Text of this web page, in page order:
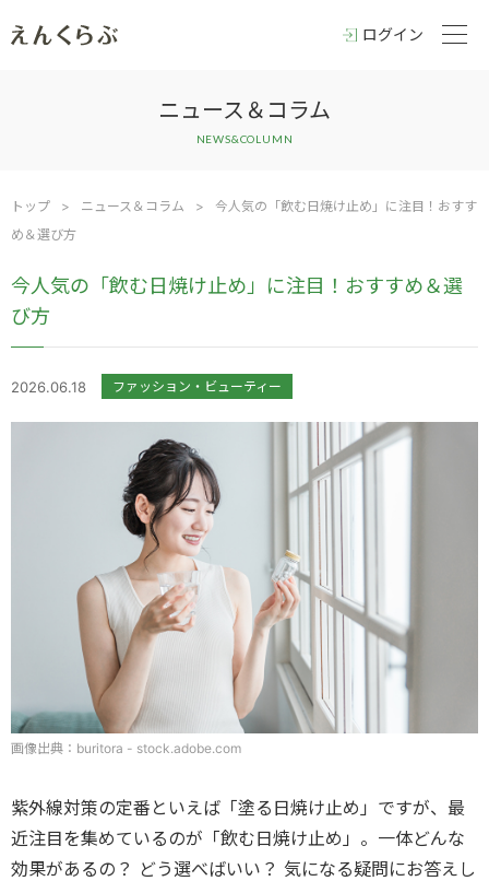
ログイン
ニュース＆コラム
NEWS&COLUMN
トップ > ニュース＆コラム >
今人気の「飲む日焼け止め」に注目！おすす
め＆選び方
今人気の「飲む日焼け止め」に注目！おすすめ＆選
び方
2026.06.18 ファッション・ビューティー
画像出典：buritora - stock.adobe.com
紫外線対策の定番といえば「塗る日焼け止め」ですが、最
近注目を集めているのが「飲む日焼け止め」。一体どんな
効果があるの？ どう選べばいい？ 気になる疑問にお答えし